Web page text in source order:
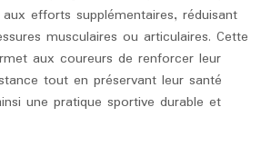
efforts supplémentaires, réduisant
musculaires ou articulaires. Cette
aux coureurs de renforcer leur
tout en préservant leur santé
une pratique sportive durable et